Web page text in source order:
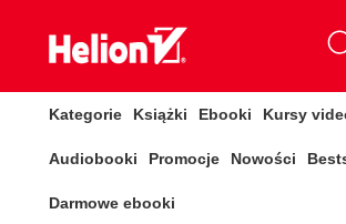
Kategorie Książki Ebooki Kursy
Audiobooki Promocje Nowości
Darmowe ebooki